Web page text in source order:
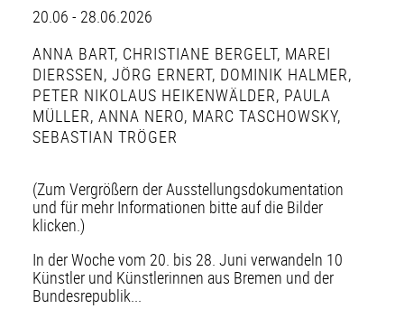
20.06 - 28.06.2026
ANNA BART, CHRISTIANE BERGELT, MAREI
DIERSSEN , JÖRG ERNERT, DOMINIK HALMER,
PETER NIKOLAUS HEIKENWÄLDER, PAULA
MÜLLER, ANNA NERO, MARC TASCHOWSKY,
SEBASTIAN TRÖGER
(Zum Vergrößern der Ausstellungsdokumentation
und für mehr Informationen bitte auf die Bilder
klicken.)
In der Woche vom 20. bis 28. Juni verwandeln 10
Künstler und Künstlerinnen aus Bremen und der
Bundesrepublik...